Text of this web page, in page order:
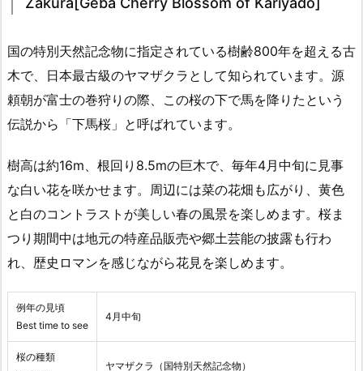
国の特別天然記念物に指定されている樹齢800年を超える古
木で、日本最古級のヤマザクラとして知られています。源
頼朝が富士の巻狩りの際、この桜の下で馬を降りたという
伝説から「下馬桜」と呼ばれています。
樹高は約16m、根回り8.5mの巨木で、毎年4月中旬に見事
な白い花を咲かせます。周辺には菜の花畑も広がり、黄色
と白のコントラストが美しい春の風景を楽しめます。桜ま
つり期間中は地元の特産品販売や郷土芸能の披露も行わ
れ、歴史ロマンを感じながら花見を楽しめます。
例年の見頃
Best time to see
4月中旬
桜の種類
ヤマザクラ（国特別天然記念物）